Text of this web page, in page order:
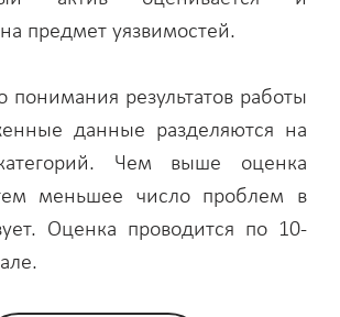
предмет уязвимостей.
понимания результатов работы
данные разделяются на
Чем выше оценка
меньшее число проблем в
Оценка проводится по 10-